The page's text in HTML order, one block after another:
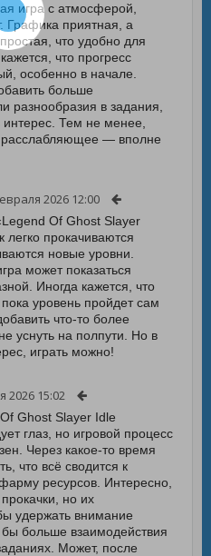
игра с атмосферой,
Графика приятная, а
что удобно для
что прогресс
особенно в начале.
больше
разнообразия в задания,
интерес. Тем не менее,
расслабляющее — вполне
2026 12:00
Of Ghost Slayer
легко прокачиваются
новые уровни.
может показаться
Иногда кажется, что
уровень пройдет сам
что-то более
уснуть на полпути. Но в
играть можно!
2026 15:02
Ghost Slayer Idle
глаз, но игровой процесс
Через какое-то время
что всё сводится к
ресурсов. Интересно,
но их
удержать внимание
больше взаимодействия
Может, после